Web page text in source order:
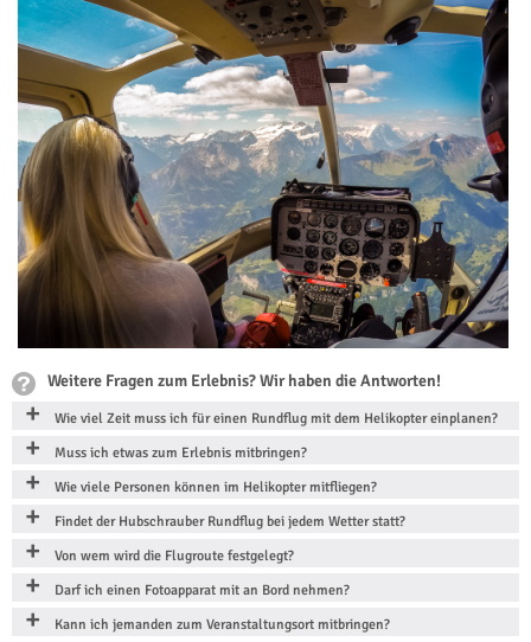
Weitere Fragen zum Erlebnis? Wir haben die Antworten!
Wie viel Zeit muss ich für einen Rundflug mit dem Helikopter einplanen?
Muss ich etwas zum Erlebnis mitbringen?
Wie viele Personen können im Helikopter mitfliegen?
Findet der Hubschrauber Rundflug bei jedem Wetter statt?
Von wem wird die Flugroute festgelegt?
Darf ich einen Fotoapparat mit an Bord nehmen?
Kann ich jemanden zum Veranstaltungsort mitbringen?